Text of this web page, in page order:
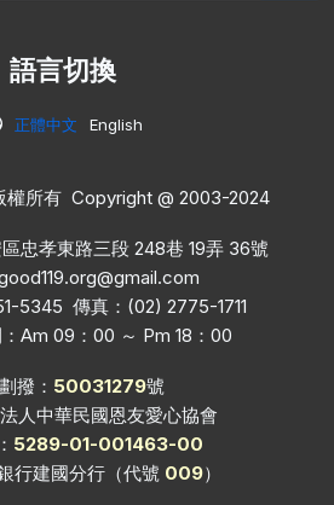
語言切換
正體中文 English
權所有 Copyright @ 2003-2024
忠孝東路三段 248巷 19弄 36號
5345 傳真：(02) 2775-1711
Am 09：00 ～ Pm 18：00
撥： 50031279號
人中華民國恩友愛心協會
5289-01-001463-00
行建國分行（代號 009）